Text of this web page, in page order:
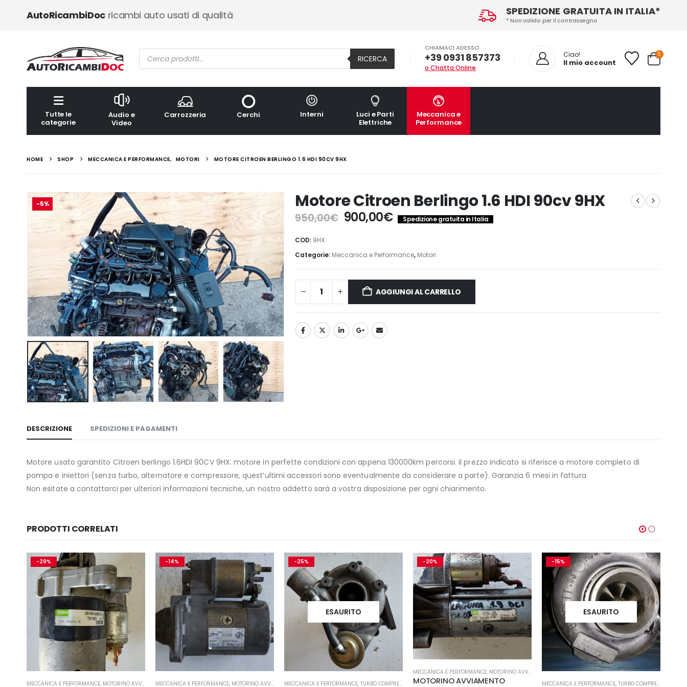
SPEDIZIONE GRATUITA IN ITALIA*
* Non valido per il contrassegno
AutoRicambiDocricambi auto usati di qualità
Ricerca
prodotti RICERCA
CHIAMACI ADESSO
+39 0931 857373
o Chatta Online
Ciao!
Il mio account
0
Tutte le
categorie
Audio e
Video
Carrozzeria Cerchi Interni
Luci e Parti
Elettriche
Meccanica e
Performance
HOME SHOP MECCANICA E PERFORMANCE, MOTORI MOTORE CITROEN BERLINGO 1.6 HDI 90CV 9HX
-5% Motore Citroen Berlingo 1.6 HDI 90cv 9HX
950,00€ Il
prezzo
era:
950,00€.
900,00€Il
prezzo
è:
900,00€.
Spedizione gratuita in Italia
COD: 9HX
Categorie: Meccanica e Performance, Motori
AGGIUNGI AL CARRELLO
DESCRIZIONE SPEDIZIONI E PAGAMENTI
Motore usato garantito Citroen berlingo 1.6HDI 90CV 9HX. motore in perfette condizioni con appena 130000km percorsi. il prezzo indicato si riferisce a motore completo di
pompa e iniettori (senza turbo, alternatore e compressore, quest’ultimi accessori sono eventualmente da considerare a parte). Garanzia 6 mesi in fattura
Non esitate a contattarci per ulteriori informazioni tecniche, un nostro addetto sarà a vostra disposizione per ogni chiarimento.
PRODOTTI CORRELATI
-29%
MECCANICA E PERFORMANCE, MOTORINO AVVIAMENTO
-14%
MECCANICA E PERFORMANCE, MOTORINO AVVIAMENTO
-25%
ESAURITO
MECCANICA E PERFORMANCE, TURBO COMPRESSORE- TURBINA
-20%
MECCANICA E PERFORMANCE, MOTORINO AVVIAMENTO
MOTORINO AVVIAMENTO
-15%
ESAURITO
MECCANICA E PERFORMANCE, TURBO COMPRESSORE- TURBINA